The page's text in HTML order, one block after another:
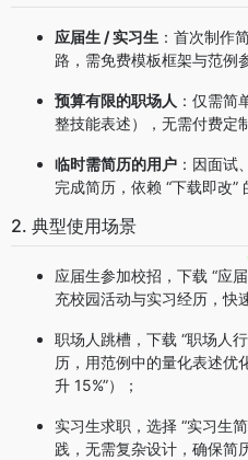
应届生 / 实习生 ：首次制作
路，需免费模板框架与范例
预算有限的职场人 ：仅需简
整技能表述），无需付费定
临时需简历的用户 ：因面试
完成简历，依赖 “下载即改”
2. 典型使用场景
应届生参加校招，下载 “应
充校园活动与实习经历，快
职场人跳槽，下载 “职场人
历，用范例中的量化表述优
升 15%”）；
实习生求职，选择 “实习生
践，无需复杂设计，确保简